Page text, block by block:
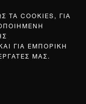
COOKIES, ΓΙΑ
ΓΙΑ ΕΜΠΟΡΙΚΗ
ΜΑΣ.